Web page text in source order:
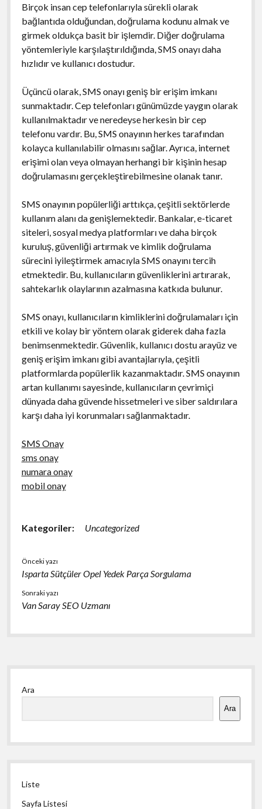
Birçok insan cep telefonlarıyla sürekli olarak
bağlantıda olduğundan, doğrulama kodunu almak ve
girmek oldukça basit bir işlemdir. Diğer doğrulama
yöntemleriyle karşılaştırıldığında, SMS onayı daha
hızlıdır ve kullanıcı dostudur.
Üçüncü olarak, SMS onayı geniş bir erişim imkanı
sunmaktadır. Cep telefonları günümüzde yaygın olarak
kullanılmaktadır ve neredeyse herkesin bir cep
telefonu vardır. Bu, SMS onayının herkes tarafından
kolayca kullanılabilir olmasını sağlar. Ayrıca, internet
erişimi olan veya olmayan herhangi bir kişinin hesap
doğrulamasını gerçekleştirebilmesine olanak tanır.
SMS onayının popülerliği arttıkça, çeşitli sektörlerde
kullanım alanı da genişlemektedir. Bankalar, e-ticaret
siteleri, sosyal medya platformları ve daha birçok
kuruluş, güvenliği artırmak ve kimlik doğrulama
sürecini iyileştirmek amacıyla SMS onayını tercih
etmektedir. Bu, kullanıcıların güvenliklerini artırarak,
sahtekarlık olaylarının azalmasına katkıda bulunur.
SMS onayı, kullanıcıların kimliklerini doğrulamaları için
etkili ve kolay bir yöntem olarak giderek daha fazla
benimsenmektedir. Güvenlik, kullanıcı dostu arayüz ve
geniş erişim imkanı gibi avantajlarıyla, çeşitli
platformlarda popülerlik kazanmaktadır. SMS onayının
artan kullanımı sayesinde, kullanıcıların çevrimiçi
dünyada daha güvende hissetmeleri ve siber saldırılara
karşı daha iyi korunmaları sağlanmaktadır.
SMS Onay
sms onay
numara onay
mobil onay
Kategoriler: Uncategorized
Önceki yazı
Isparta Sütçüler Opel Yedek Parça Sorgulama
Sonraki yazı
Van Saray SEO Uzmanı
Yan
Menü
Ara
Ara
Liste
Sayfa Listesi